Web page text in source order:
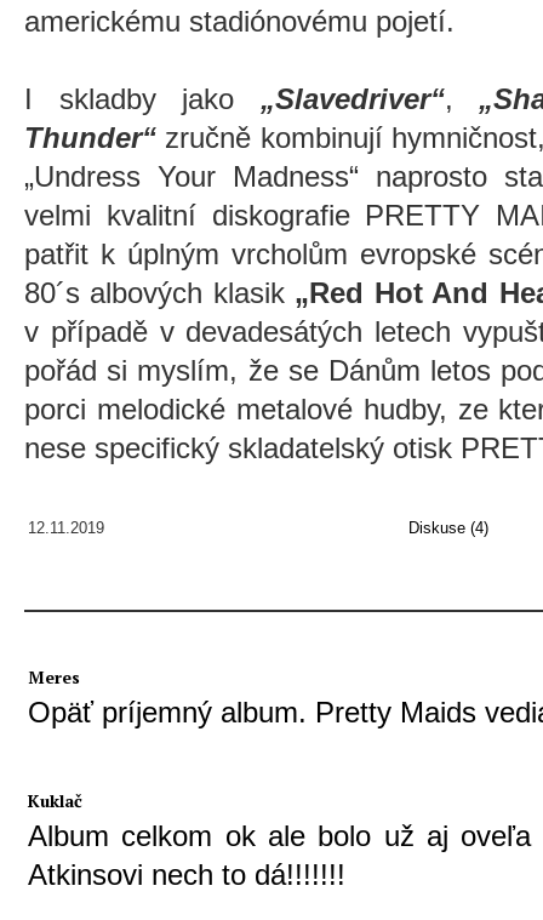
americkému stadiónovému pojetí.
I skladby jako „Slavedriver“,
Thunder“ zručně kombinují
„Undress Your Madness“ naprosto
velmi kvalitní diskografie PRETTY
patřit k úplným vrcholům evropské
80´s albových klasik „Red Hot And
v případě v devadesátých letech
pořád si myslím, že se Dánům letos
porci melodické metalové hudby, ze
nese specifický skladatelský otisk
12.11.2019 Diskuse (4)
Meres
Opäť príjemný album. Pretty Maids
Kuklač
Album celkom ok ale bolo už aj
Atkinsovi nech to dá!!!!!!!